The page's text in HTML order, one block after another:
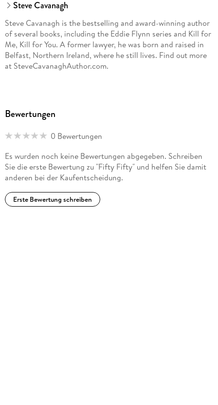
Steve Cavanagh
Steve Cavanagh is the bestselling and award-winning author
of several books, including the Eddie Flynn series and Kill for
Me, Kill for You. A former lawyer, he was born and raised in
Belfast, Northern Ireland, where he still lives. Find out more
at SteveCavanaghAuthor.com.
Bewertungen
0 Bewertungen
Es wurden noch keine Bewertungen abgegeben. Schreiben
Sie die erste Bewertung zu "Fifty Fifty" und helfen Sie damit
anderen bei der Kaufentscheidung.
Erste Bewertung schreiben